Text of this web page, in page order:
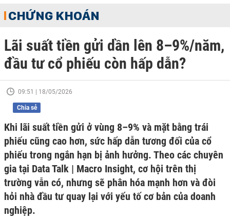
CHỨNG KHOÁN
Lãi suất tiền gửi dần lên 8–9%/năm,
đầu tư cổ phiếu còn hấp dẫn?
09:51 | 18/05/2026
Chia sẻ
Khi lãi suất tiền gửi ở vùng 8–9% và mặt bằng trái
phiếu cũng cao hơn, sức hấp dẫn tương đối của cổ
phiếu trong ngắn hạn bị ảnh hưởng. Theo các chuyên
gia tại Data Talk | Macro Insight, cơ hội trên thị
trường vẫn có, nhưng sẽ phân hóa mạnh hơn và đòi
hỏi nhà đầu tư quay lại với yếu tố cơ bản của doanh
nghiệp.